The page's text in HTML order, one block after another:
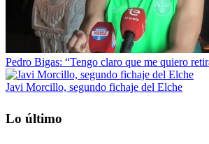
Pedro Bigas: “Tengo claro que me quiero
Javi Morcillo, segundo fichaje del Elche
Lo último